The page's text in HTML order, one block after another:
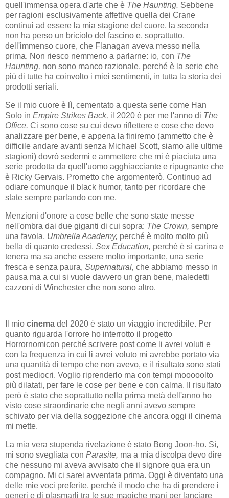
quell'immensa opera d'arte che è The Haunting. Sebbene
per ragioni esclusivamente affettive quella dei Crane
continui ad essere la mia stagione del cuore, la seconda
non ha perso un briciolo del fascino e, soprattutto,
dell'immenso cuore, che Flanagan aveva messo nella
prima. Non riesco nemmeno a parlarne: io, con The
Haunting, non sono manco razionale, perché è la serie che
più di tutte ha coinvolto i miei sentimenti, in tutta la storia dei
prodotti seriali.
Se il mio cuore è lì, cementato a questa serie come Han
Solo in Empire Strikes Back, il 2020 è per me l'anno di The
Office. Ci sono cose su cui devo riflettere e cose che devo
analizzare per bene, e appena la finiremo (ammetto che è
difficile andare avanti senza Michael Scott, siamo alle ultime
stagioni) dovrò sedermi e ammettere che mi è piaciuta una
serie prodotta da quell'uomo agghiacciante e ripugnante che
è Ricky Gervais. Prometto che argomenterò. Continuo ad
odiare comunque il black humor, tanto per ricordare che
state sempre parlando con me.
Menzioni d'onore a cose belle che sono state messe
nell'ombra dai due giganti di cui sopra: The Crown, sempre
una favola, Umbrella Academy, perché è molto molto più
bella di quanto credessi, Sex Education, perché è sì carina e
tenera ma sa anche essere molto importante, una serie
fresca e senza paura, Supernatural, che abbiamo messo in
pausa ma a cui si vuole davvero un gran bene, maledetti
cazzoni di Winchester che non sono altro.
Il mio cinema del 2020 è stato un viaggio incredibile. Per
quanto riguarda l'orrore ho interrotto il progetto
Horrornomicon perché scrivere post come li avrei voluti e
con la frequenza in cui li avrei voluto mi avrebbe portato via
una quantità di tempo che non avevo, e il risultato sono stati
post mediocri. Voglio riprenderlo ma con tempi mooooolto
più dilatati, per fare le cose per bene e con calma. Il risultato
però è stato che soprattutto nella prima metà dell'anno ho
visto cose straordinarie che negli anni avevo sempre
schivato per via della soggezione che ancora oggi il cinema
mi mette.
La mia vera stupenda rivelazione è stato Bong Joon-ho. Sì,
mi sono svegliata con Parasite, ma a mia discolpa devo dire
che nessuno mi aveva avvisato che il signore qua era un
compagno. Mi ci sarei avventata prima. Oggi è diventato una
delle mie voci preferite, perché il modo che ha di prendere i
generi e di plasmarli tra le sue magiche mani per lanciare